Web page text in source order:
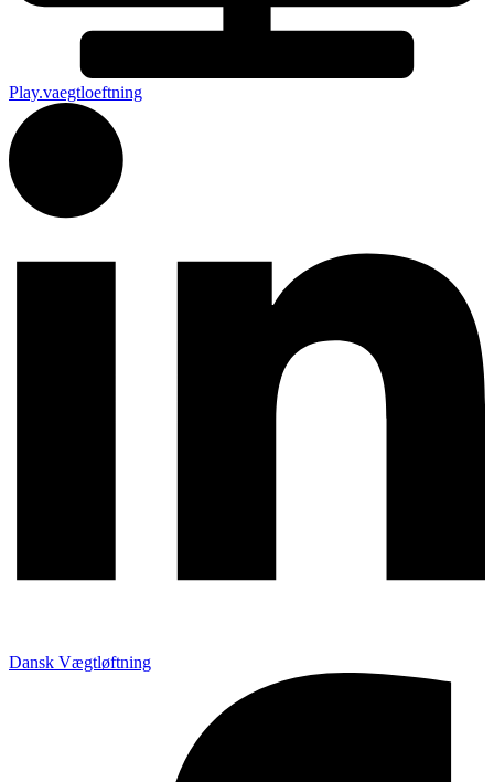
Play.vaegtloeftning
Dansk Vægtløftning